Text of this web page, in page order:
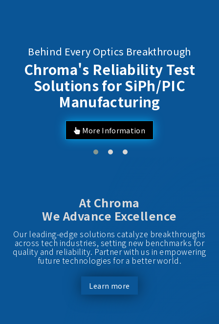
Behind Every Optics Breakthrough
Chroma's Reliability Test
Solutions for SiPh/PIC
Manufacturing
More Information
At Chroma
We Advance Excellence
Our leading-edge solutions catalyze breakthroughs
across tech industries, setting new benchmarks for
quality and reliability. Partner with us in empowering
future technologies for a better world.
Learn more